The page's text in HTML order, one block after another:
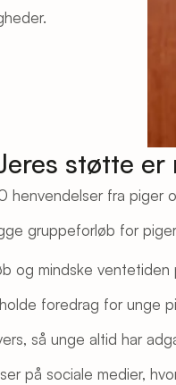
støtte er
henvendelser fra piger
gruppeforløb for
og mindske
foredrag for unge
så unge altid har
på sociale medier,